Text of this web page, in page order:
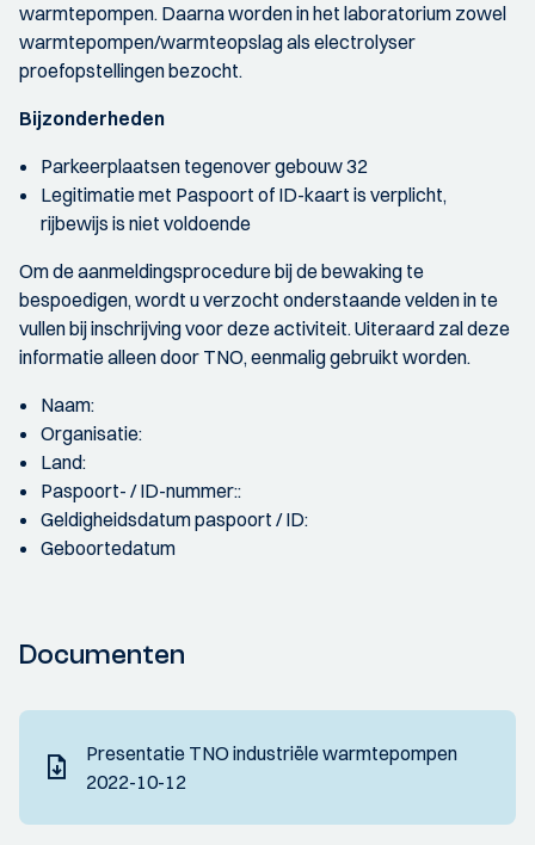
warmtepompen. Daarna worden in het laboratorium zowel
warmtepompen/warmteopslag als electrolyser
proefopstellingen bezocht.
Bijzonderheden
Parkeerplaatsen tegenover gebouw 32
Legitimatie met Paspoort of ID-kaart is verplicht,
rijbewijs is niet voldoende
Om de aanmeldingsprocedure bij de bewaking te
bespoedigen, wordt u verzocht onderstaande velden in te
vullen bij inschrijving voor deze activiteit. Uiteraard zal deze
informatie alleen door TNO, eenmalig gebruikt worden.
Naam:
Organisatie:
Land:
Paspoort- / ID-nummer::
Geldigheidsdatum paspoort / ID:
Geboortedatum
Documenten
Presentatie TNO industriële warmtepompen
2022-10-12